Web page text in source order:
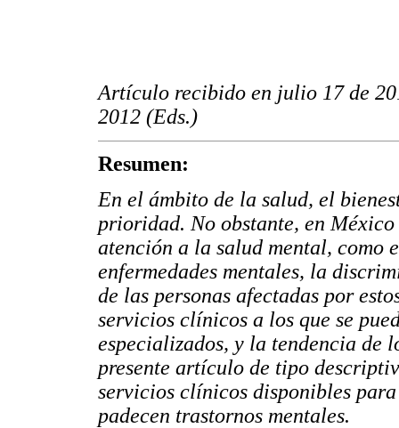
Artículo recibido en julio 17 de
2012 (Eds.)
Resumen:
En el ámbito de la salud, el
prioridad. No obstante, en
atención a la salud mental, como
enfermedades mentales, la
de las personas afectadas por
servicios clínicos a los que se
especializados, y la tendencia de
presente artículo de tipo
servicios clínicos disponibles
padecen trastornos mentales.